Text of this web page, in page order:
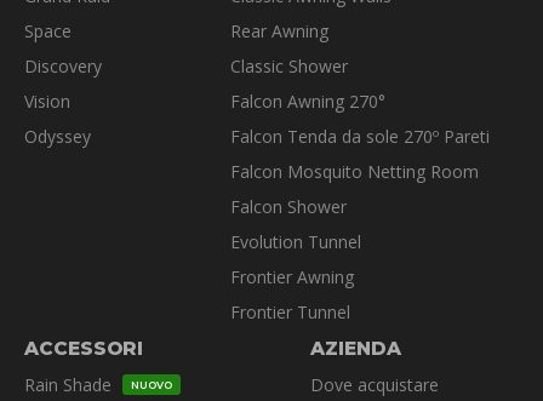
Space
Discovery
Vision
Odyssey
Rear Awning
Classic Shower
Falcon Awning 270°
Falcon Tenda da sole 270º Pareti
Falcon Mosquito Netting Room
Falcon Shower
Evolution Tunnel
Frontier Awning
Frontier Tunnel
ACCESSORI
Rain Shade
NUOVO
AZIENDA
Dove acquistare